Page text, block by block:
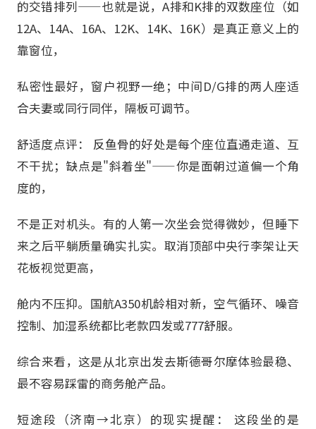
的交错排列——也就是说，A排和K排的双数座位（如
12A、14A、16A、12K、14K、16K）是真正意义上的
靠窗位，
私密性最好，窗户视野一绝；中间D/G排的两人座适
合夫妻或同行同伴，隔板可调节。
舒适度点评： 反鱼骨的好处是每个座位直通走道、互
不干扰；缺点是"斜着坐"——你是面朝过道偏一个角
度的，
不是正对机头。有的人第一次坐会觉得微妙，但睡下
来之后平躺质量确实扎实。取消顶部中央行李架让天
花板视觉更高，
舱内不压抑。国航A350机龄相对新，空气循环、噪音
控制、加湿系统都比老款四发或777舒服。
综合来看，这是从北京出发去斯德哥尔摩体验最稳、
最不容易踩雷的商务舱产品。
短途段（济南→北京）的现实提醒： 这段坐的是